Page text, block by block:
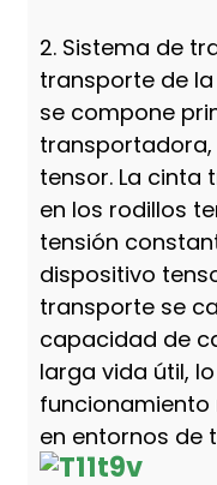
2. Sistema de
transporte de
se compone
transportadora,
tensor. La
en los rodillos
tensión
dispositivo
transporte se
capacidad de
larga vida útil,
funcionamiento
en entornos de